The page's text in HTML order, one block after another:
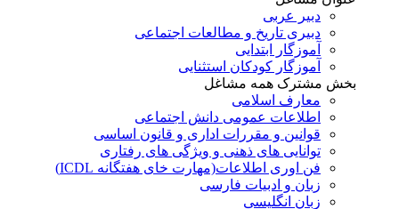
دبير عربی
دبیری تاریخ و مطالعات اجتماعی
آموزگار ابتدایی
آموزگار کودکان استثنایی
بخش مشترک همه مشاغل
معارف اسلامی
اطلاعات عمومی دانش اجتماعی
قوانین و مقررات اداری و قانون اساسی
توانایی های ذهنی و ویژگی های رفتاری
فن اوری اطلاعات(مهارت خای هفتگانه ICDL)
زبان و ادبیات فارسی
زبان انگلیسی